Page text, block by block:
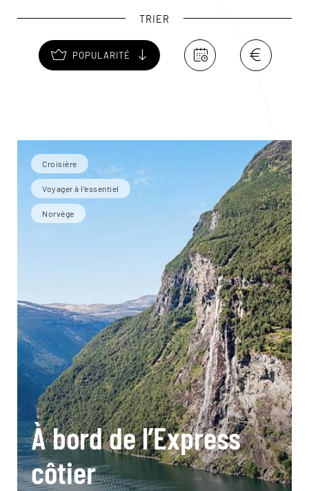
une soixantaine au total, du glacier Svartisen.
TRIER
POPULARITÉ
Croisière
Voyager à l’essentiel
Norvège
À bord de l’Express
côtier